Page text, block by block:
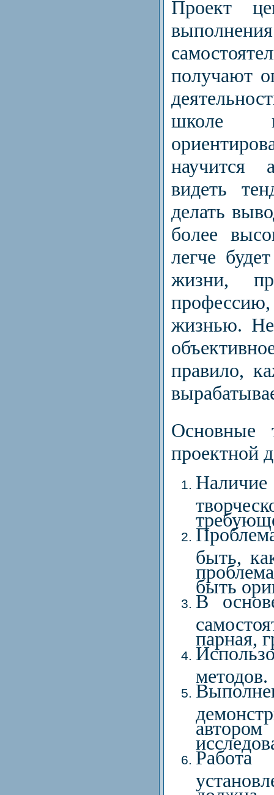
Проект
получают
школе
научится
видеть
делать
более
легче
жизни,
жизнью.
правило,
Основные
проектной
Наличие
быть,
быть
В
парная,
методов.
автором
должна